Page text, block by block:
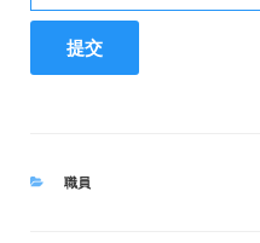
CATEGORIES
職員